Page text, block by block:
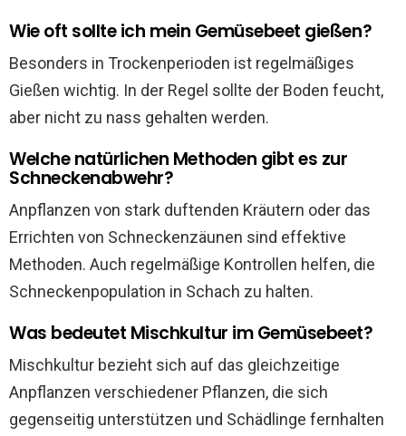
Wie oft sollte ich mein Gemüsebeet gießen?
Besonders in Trockenperioden ist regelmäßiges
Gießen wichtig. In der Regel sollte der Boden feucht,
aber nicht zu nass gehalten werden.
Welche natürlichen Methoden gibt es zur
Schneckenabwehr?
Anpflanzen von stark duftenden Kräutern oder das
Errichten von Schneckenzäunen sind effektive
Methoden. Auch regelmäßige Kontrollen helfen, die
Schneckenpopulation in Schach zu halten.
Was bedeutet Mischkultur im Gemüsebeet?
Mischkultur bezieht sich auf das gleichzeitige
Anpflanzen verschiedener Pflanzen, die sich
gegenseitig unterstützen und Schädlinge fernhalten